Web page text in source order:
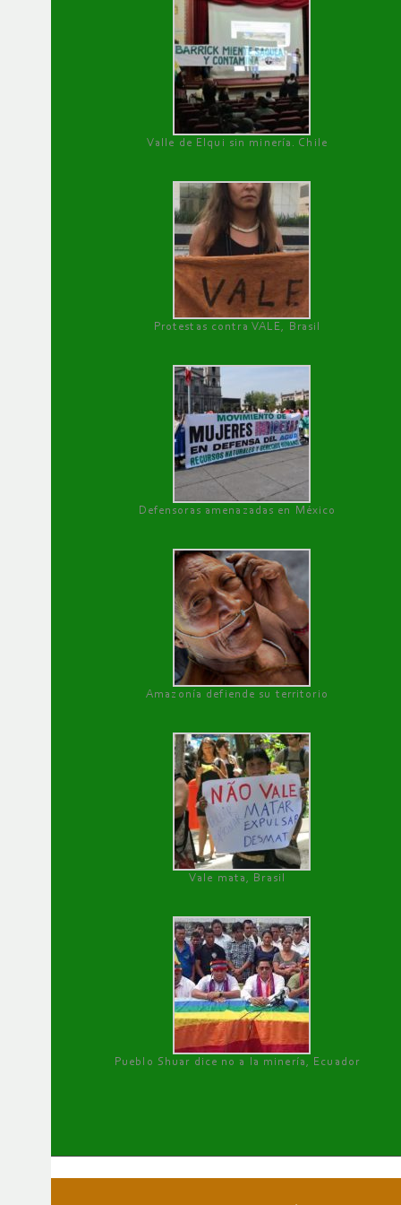
Valle de Elqui sin minería. Chile
Protestas contra VALE, Brasil
Defensoras amenazadas en México
Amazonía defiende su territorio
Vale mata, Brasil
Pueblo Shuar dice no a la minería, Ecuador